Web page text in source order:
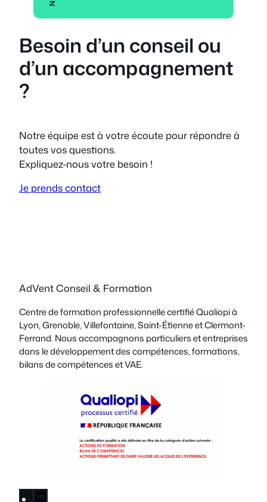
Besoin d’un conseil ou
d’un accompagnement
?
Notre équipe est à votre écoute pour répondre à
toutes vos questions.
Expliquez-nous votre besoin !
Je prends contact
AdVent Conseil & Formation
Centre de formation professionnelle certifié Qualiopi à
Lyon, Grenoble, Villefontaine, Saint-Étienne et Clermont-
Ferrand. Nous accompagnons particuliers et entreprises
dans le développement des compétences, formations,
bilans de compétences et VAE.